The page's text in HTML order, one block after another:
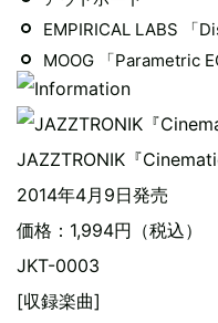
EMPIRICAL LABS 「
MOOG 「Parametric
JAZZTRONIK『
2014年4月9日発売
価格：1,994円（税込）
JKT-0003
[収録楽曲]